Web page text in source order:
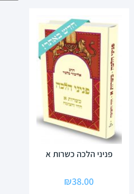
פניני הלכה כשרות א
₪38.00